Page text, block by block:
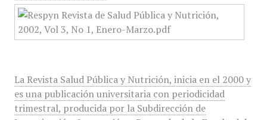
La Revista Salud Pública y Nutrición, inicia en el 2000 y
es una publicación universitaria con periodicidad
trimestral, producida por la Subdirección de